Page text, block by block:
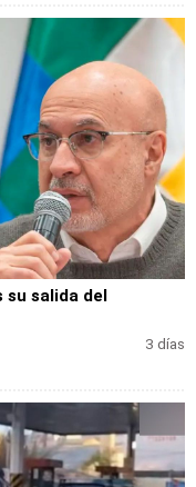
salida del
3 días